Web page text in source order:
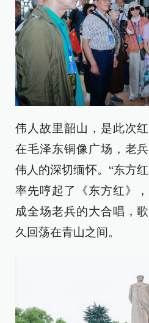
伟人故里韶山，是此次
在毛泽东铜像广场，老
伟人的深切缅怀。“东方
率先哼起了《东方红》
成全场老兵的大合唱，
久回荡在青山之间。